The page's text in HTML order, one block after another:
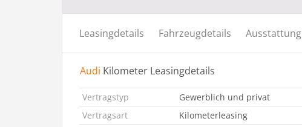
Leasingdetails Fahrzeugdetails Ausstattung
Audi Kilometer Leasingdetails
Vertragstyp
Gewerblich und privat
Vertragsart
Kilometerleasing